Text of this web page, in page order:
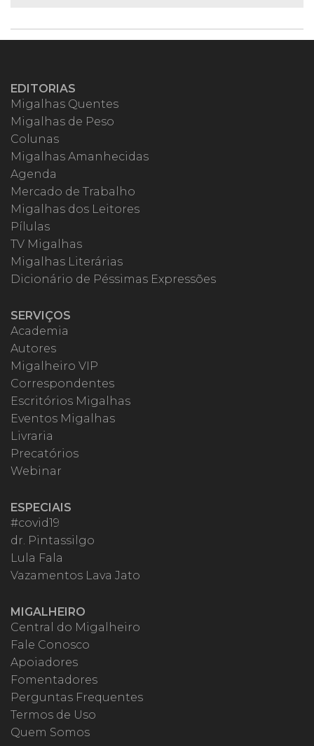
EDITORIAS
Migalhas Quentes
Migalhas de Peso
Colunas
Migalhas Amanhecidas
Agenda
Mercado de Trabalho
Migalhas dos Leitores
Pílulas
TV Migalhas
Migalhas Literárias
Dicionário de Péssimas Expressões
SERVIÇOS
Academia
Autores
Migalheiro VIP
Correspondentes
Escritórios Migalhas
Eventos Migalhas
Livraria
Precatórios
Webinar
ESPECIAIS
#covid19
dr. Pintassilgo
Lula Fala
Vazamentos Lava Jato
MIGALHEIRO
Central do Migalheiro
Fale Conosco
Apoiadores
Fomentadores
Perguntas Frequentes
Termos de Uso
Quem Somos